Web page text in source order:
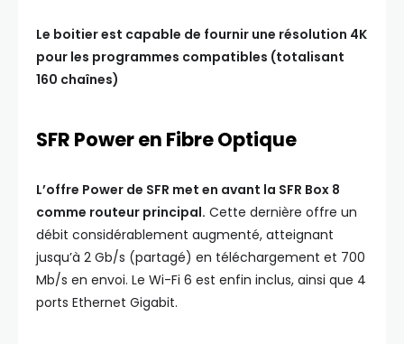
Le boitier est capable de fournir une résolution 4K
pour les programmes compatibles (totalisant
160 chaînes)
SFR Power en Fibre Optique
L’offre Power de SFR met en avant la SFR Box 8
comme routeur principal. Cette dernière offre un
débit considérablement augmenté, atteignant
jusqu’à 2 Gb/s (partagé) en téléchargement et 700
Mb/s en envoi. Le Wi-Fi 6 est enfin inclus, ainsi que 4
ports Ethernet Gigabit.